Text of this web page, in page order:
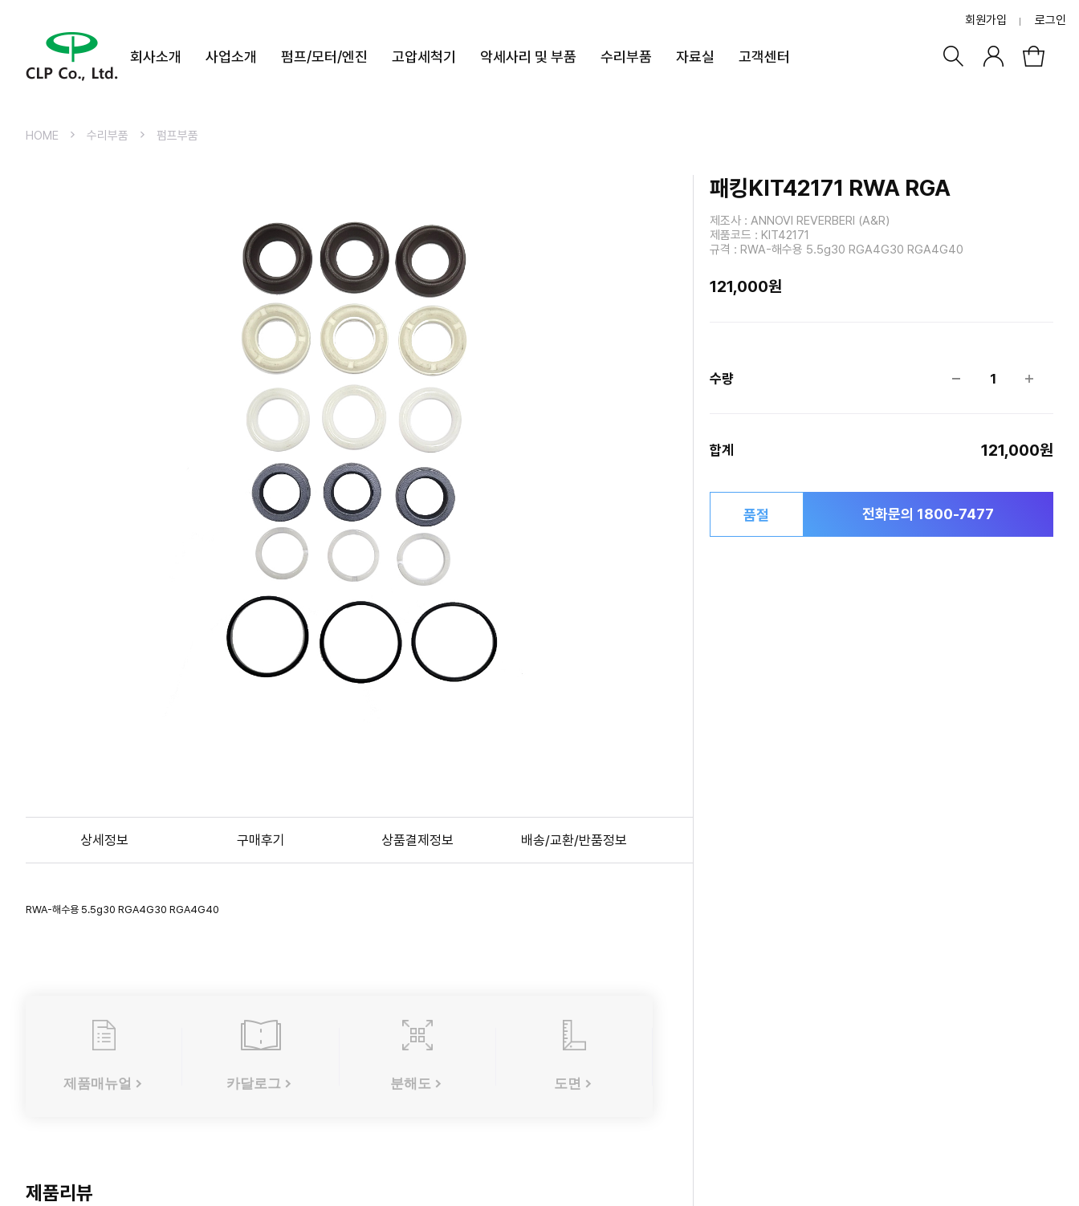
회원가입 로그인
회사소개 사업소개 펌프/모터/엔진 고압세척기 악세사리 및 부품 수리부품 자료실 고객센터
HOME 수리부품 펌프부품
상세정보 구매후기 상품결제정보 배송/교환/반품정보
RWA-해수용 5.5g30 RGA4G30 RGA4G40
제품매뉴얼 카달로그 분해도 도면
제품리뷰
패킹KIT42171 RWA RGA
제조사 : ANNOVI REVERBERI (A&R)
제품코드 : KIT42171
규격 : RWA-해수용 5.5g30 RGA4G30 RGA4G40
121,000원
수량 1
합계 121,000원
품절 전화문의 1800-7477